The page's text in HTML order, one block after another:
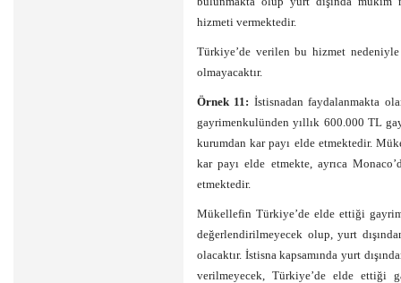
hizmeti vermektedir.
Türkiye’de verilen bu hizmet nedeniyle
olmayacaktır.
Örnek 11: İstisnadan faydalanmakta
gayrimenkulünden yıllık 600.000 TL
kurumdan kar payı elde etmektedir.
kar payı elde etmekte, ayrıca
etmektedir.
Mükellefin Türkiye’de elde ettiği
değerlendirilmeyecek olup, yurt
olacaktır. İstisna kapsamında yurt
verilmeyecek, Türkiye’de elde ettiği